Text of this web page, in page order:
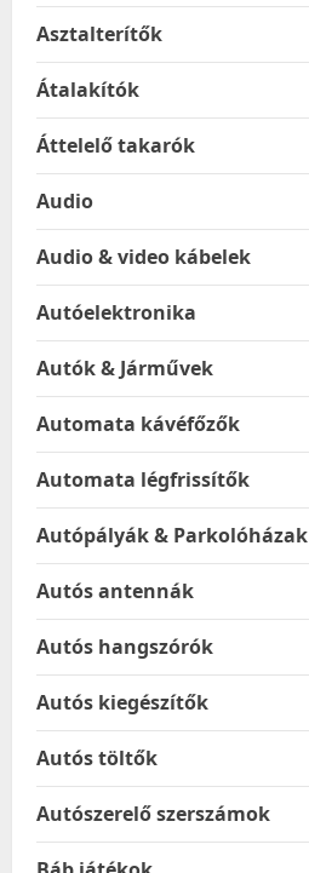
Asztalterítők
Átalakítók
Áttelelő takarók
Audio
Audio & video kábelek
Autóelektronika
Autók & Járművek
Automata kávéfőzők
Automata légfrissítők
Autópályák & Parkolóházak
Autós antennák
Autós hangszórók
Autós kiegészítők
Autós töltők
Autószerelő szerszámok